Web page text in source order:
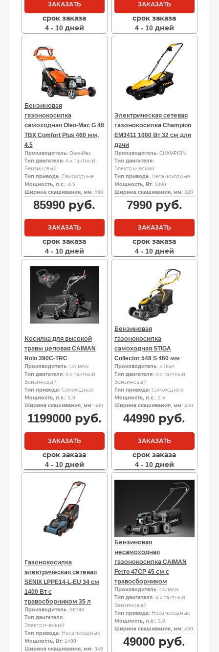
ЗАКАЗАТЬ
срок заказа
4 - 10 дней
ЗАКАЗАТЬ
срок заказа
4 - 10 дней
Бензиновая
газонокосилка
самоходная Oleo-Mac G 48
TBX Comfort Plus 460 мм,
4.5
Производитель: Oleo-Mac
Тип двигателя: 4-х тактный,
Бензиновый
Тип привода: Самоходные
Мощность, л.с.: 4.5
Ширина скашивания, мм: 460
85990 руб.
ЗАКАЗАТЬ
срок заказа
4 - 10 дней
Электрическая сетевая
газонокосилка Champion
EM3411 1000 Вт 32 см для
дачи
Производитель: CHAMPION
Тип двигателя:
Электрический
Тип привода: Несамоходные
Мощность, Вт: 1000
Ширина скашивания, мм: 320
7990руб.
ЗАКАЗАТЬ
срок заказа
4 - 10 дней
Косилка для высокой
травы цеповая CAIMAN
Rolo 390C-TRC
Производитель: CAIMAN
Тип двигателя: 4-х тактный,
Бензиновый
Тип привода: Самоходные
Мощность, л.с. : 9.0
Ширина скашивания, мм: 680
1199000руб.
ЗАКАЗАТЬ
срок заказа
4 - 10 дней
Бензиновая
газонокосилка
самоходная STIGA
Collector 548 S 460 мм
Производитель: STIGA
Тип двигателя: 4-х тактный,
Бензиновый
Тип привода: Самоходные
Мощность, л.с. : 2.6
Ширина скашивания, мм: 460
44990 руб.
ЗАКАЗАТЬ
срок заказа
4 - 10 дней
Газонокосилка
электрическая сетевая
SENIX LPPE14-L-EU 34 см
1400 Вт с
травосборником 35 л
Производитель: SENIX
Тип двигателя:
Электрический
Тип привода: Несамоходные
Мощность, Вт: 1400
Ширина скашивания, мм: 340
Бензиновая
несамоходная
газонокосилка CAIMAN
Ferro 47CP 45 см с
травосборником
Производитель: CAIMAN
Тип двигателя: 4-х тактный,
Бензиновый
Тип привода: Несамоходные
Мощность, л.с. : 3.8
Ширина скашивания, мм: 450
49000 руб.